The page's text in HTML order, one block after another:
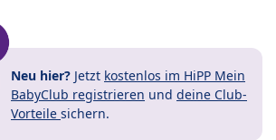
Neu hier? Jetzt kostenlos im HiPP Mein
BabyClub registrieren und deine Club-
Vorteile sichern.